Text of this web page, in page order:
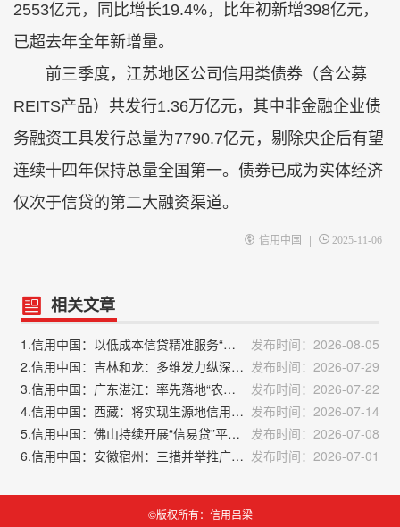
2553亿元，同比增长19.4%，比年初新增398亿元，
已超去年全年新增量。
前三季度，江苏地区公司信用类债券（含公募
REITS产品）共发行1.36万亿元，其中非金融企业债
务融资工具发行总量为7790.7亿元，剔除央企后有望
连续十四年保持总量全国第一。债券已成为实体经济
仅次于信贷的第二大融资渠道。
信用中国 | 2025-11-06
相关文章
1.信用中国：以低成本信贷精准服务“三农”
发布时间：2026-08-05
2.信用中国：吉林和龙：多维发力纵深推进社会信用体系建设提质增效 发布时间：2026-07-29
3.信用中国：广东湛江：率先落地“农安贷” 以信用“软实力”撬动融资“硬通货”
发布时间：2026-07-22
4.信用中国：西藏：将实现生源地信用助学贷款县级受理点74个县（区、市）全覆盖 发布时间：2026-07-14
5.信用中国：佛山持续开展“信易贷”平台推介对接系列活动 推动信用融资服务中小企业发展
发布时间：2026-07-08
6.信用中国：安徽宿州：三措并举推广中征工程贷，精准赋能工程类中小微企业 发布时间：2026-07-01
©版权所有：信用吕梁